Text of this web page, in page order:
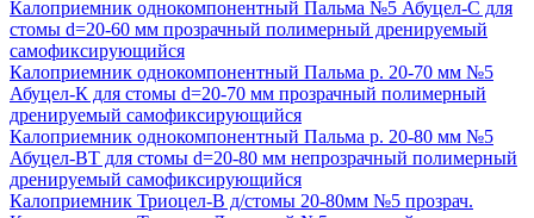
Калоприемник однокомпонентный Пальма №5 Абуцел-С для
стомы d=20-60 мм прозрачный полимерный дренируемый
самофиксирующийся
Калоприемник однокомпонентный Пальма р. 20-70 мм №5
Абуцел-К для стомы d=20-70 мм прозрачный полимерный
дренируемый самофиксирующийся
Калоприемник однокомпонентный Пальма р. 20-80 мм №5
Абуцел-ВТ для стомы d=20-80 мм непрозрачный полимерный
дренируемый самофиксирующийся
Калоприемник Триоцел-В д/стомы 20-80мм №5 прозрач.